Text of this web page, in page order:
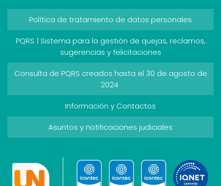
Política de tratamiento de datos personales
PQRS | Sistema para la gestión de quejas, reclamos,
sugerencias y felicitaciones
Consulta de PQRS creados hasta el 30 de agosto de
2024
Información y Contactos
Asuntos y notificaciones judiciales